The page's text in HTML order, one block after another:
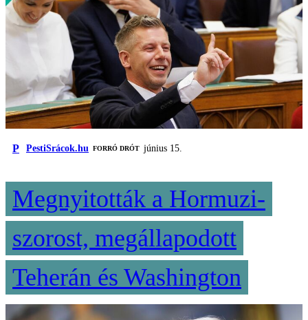
P PestiSrácok.hu FORRÓ DRÓT június 15.
Megnyitották a Hormuzi-
szorost, megállapodott
Teherán és Washington